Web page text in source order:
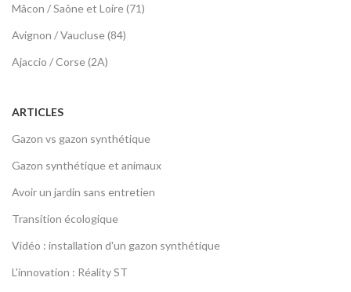
Mâcon / Saône et Loire (71)
Avignon / Vaucluse (84)
Ajaccio / Corse (2A)
ARTICLES
Gazon vs gazon synthétique
Gazon synthétique et animaux
Avoir un jardin sans entretien
Transition écologique
Vidéo : installation d'un gazon synthétique
L'innovation : Réality ST